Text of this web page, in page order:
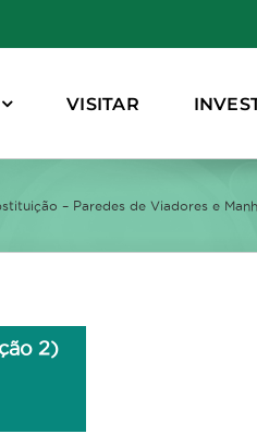
VISITAR
– Paredes de Viadores e
2)